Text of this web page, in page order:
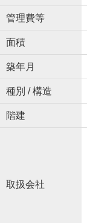
管理費等
面積
築年月
種別 / 構造
階建
取扱会社